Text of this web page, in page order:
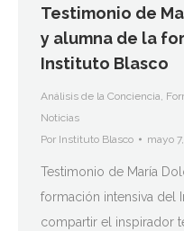
Testimonio de
y alumna de la
Instituto Blasco
Análisis de la Conciencia,
Noticias
Por Instituto Blasco mayo
Testimonio de María
formación intensiva del
compartir el inspirador